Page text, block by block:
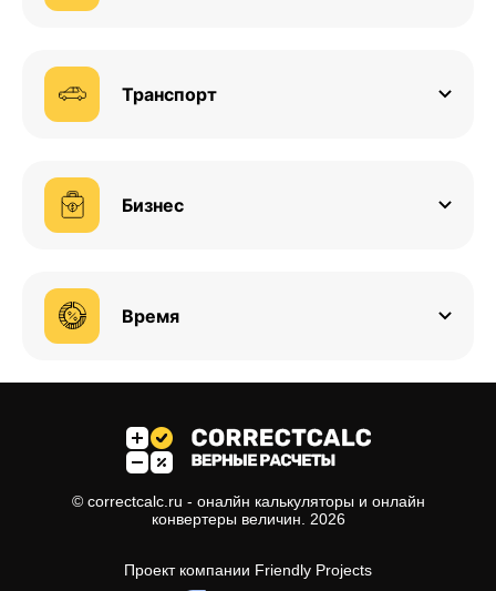
Транспорт
Бизнес
Время
© correctcalc.ru - оналйн калькуляторы и онлайн
конвертеры величин. 2026
Проект компании Friendly Projects